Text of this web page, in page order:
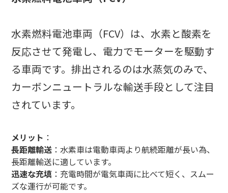
水素燃料電池車両（FCV）は、水素と酸素を
反応させて発電し、電力でモーターを駆動す
る車両です。排出されるのは水蒸気のみで、
カーボンニュートラルな輸送手段として注目
されています。
メリット ：
長距離輸送 ：水素車は電動車両より航続距離が長い為、
長距離輸送に適しています。
迅速な充填 ：充電時間が電気車両に比べて短く、スムー
ズな運行が可能です。